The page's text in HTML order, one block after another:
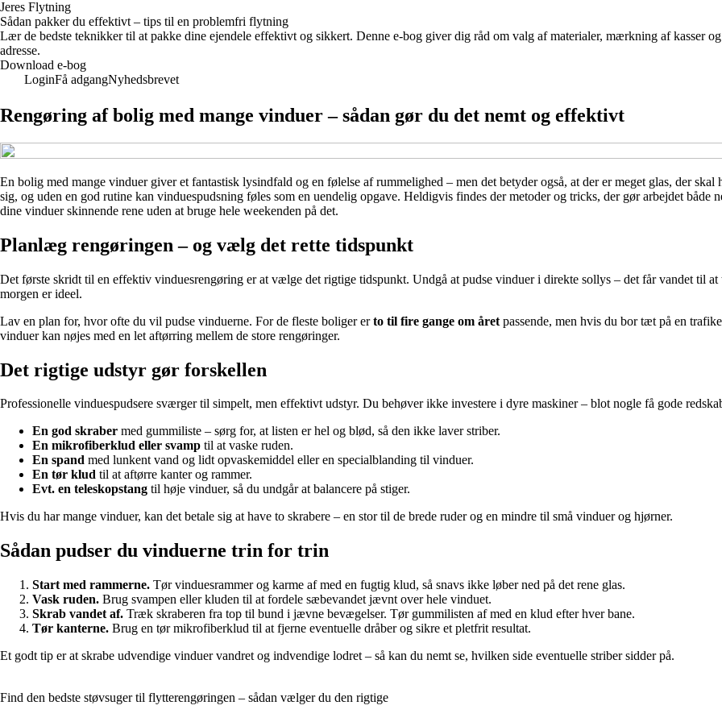
Jeres Flytning
Sådan pakker du effektivt – tips til en problemfri flytning
Lær de bedste teknikker til at pakke dine ejendele effektivt og sikkert. Denne e-bog giver dig råd om valg af materialer, mærkning af kasser
adresse.
Download e-bog
LoginFå adgangNyhedsbrevet
Rengøring af bolig med mange vinduer – sådan gør du det nemt og effektivt
En bolig med mange vinduer giver et fantastisk lysindfald og en følelse af rummelighed – men det betyder også, at der er meget glas, der
sig, og uden en god rutine kan vinduespudsning føles som en uendelig opgave. Heldigvis findes der metoder og tricks, der gør arbejdet
dine vinduer skinnende rene uden at bruge hele weekenden på det.
Planlæg rengøringen – og vælg det rette tidspunkt
Det første skridt til en effektiv vinduesrengøring er at vælge det rigtige tidspunkt. Undgå at pudse vinduer i direkte sollys – det får vandet til
morgen er ideel.
Lav en plan for, hvor ofte du vil pudse vinduerne. For de fleste boliger erto til fire gange om året passende, men hvis du bor tæt på en
vinduer kan nøjes med en let aftørring mellem de store rengøringer.
Det rigtige udstyr gør forskellen
Professionelle vinduespudsere sværger til simpelt, men effektivt udstyr. Du behøver ikke investere i dyre maskiner – blot nogle få gode
En god skraber med gummiliste – sørg for, at listen er hel og blød, så den ikke laver striber.
En mikrofiberklud eller svamp til at vaske ruden.
En spand med lunkent vand og lidt opvaskemiddel eller en specialblanding til vinduer.
En tør klud til at aftørre kanter og rammer.
Evt. en teleskopstang til høje vinduer, så du undgår at balancere på stiger.
Hvis du har mange vinduer, kan det betale sig at have to skrabere – en stor til de brede ruder og en mindre til små vinduer og hjørner.
Sådan pudser du vinduerne trin for trin
Start med rammerne. Tør vinduesrammer og karme af med en fugtig klud, så snavs ikke løber ned på det rene glas.
Vask ruden. Brug svampen eller kluden til at fordele sæbevandet jævnt over hele vinduet.
Skrab vandet af. Træk skraberen fra top til bund i jævne bevægelser. Tør gummilisten af med en klud efter hver bane.
Tør kanterne. Brug en tør mikrofiberklud til at fjerne eventuelle dråber og sikre et pletfrit resultat.
Et godt tip er at skrabe udvendige vinduer vandret og indvendige lodret – så kan du nemt se, hvilken side eventuelle striber sidder på.
Find den bedste støvsuger til flytterengøringen – sådan vælger du den rigtige